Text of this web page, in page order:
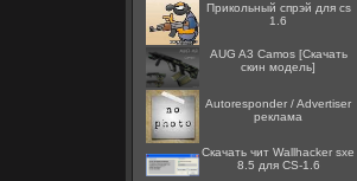
Прикольный спрэй для cs
1.6
AUG A3 Camos [Скачать
скин модель]
Autoresponder / Advertiser
реклама
Скачать чит Wallhacker sxe
8.5 для CS-1.6